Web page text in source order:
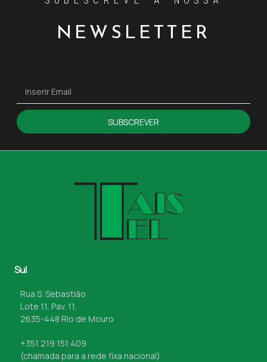
NEWSLETTER
SUBSCREVER
Sul
Rua S. Sebastião
Lote 11, Pav. 11,
2635-448 Rio de Mouro
+351 219 151 409
(chamada para a rede fixa nacional)